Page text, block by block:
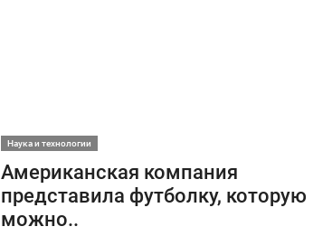
Наука и технологии
Американская компания
представила футболку, которую
можно..